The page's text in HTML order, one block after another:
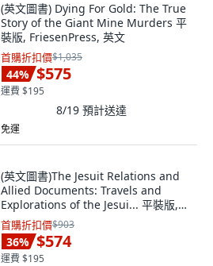
(英文圖書) Dying For Gold: The True
Story of the Giant Mine Murders 平
裝版, FriesenPress, 英文
首購折扣價$1,035
44% $575
運費 $195
8/19 預計送達
免運
(英文圖書)The Jesuit Relations and
Allied Documents: Travels and
Explorations of the Jesui... 平裝版,
Nabu Press, 英文
首購折扣價$903
36% $574
運費 $195